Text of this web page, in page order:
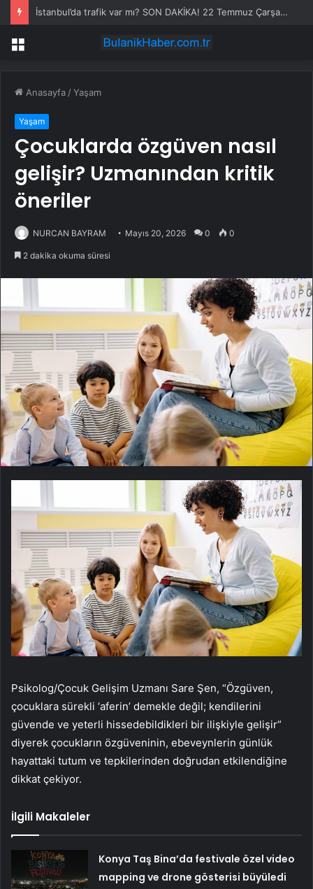
İstanbul’da trafik var mı? SON DAKİKA! 22 Temmuz Çarşamba hangi ilçelerde trafik var, hangi yollar kapalı?
Menü
Anasayfa /Yaşam
Yaşam
Çocuklarda özgüven nasıl
gelişir? Uzmanından kritik
öneriler
NURCAN BAYRAM Mayıs 20, 2026 0 0
2 dakika okuma süresi
Psikolog/Çocuk Gelişim Uzmanı Sare Şen, “Özgüven,
çocuklara sürekli ‘aferin’ demekle değil; kendilerini
güvende ve yeterli hissedebildikleri bir ilişkiyle gelişir”
diyerek çocukların özgüveninin, ebeveynlerin günlük
hayattaki tutum ve tepkilerinden doğrudan etkilendiğine
dikkat çekiyor.
İlgili Makaleler
Konya Taş Bina’da festivale özel video
mapping ve drone gösterisi büyüledi